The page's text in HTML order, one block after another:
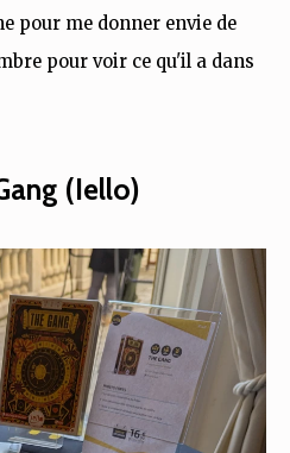
pour me donner envie de
pour voir ce qu'il a dans
(Iello)